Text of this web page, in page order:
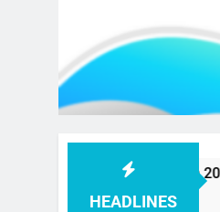
HEADLINES
Purbalingga Tahun 2026: